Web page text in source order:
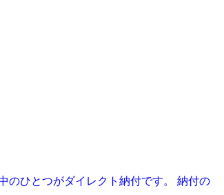
のひとつがダイレクト納付です。 納付の